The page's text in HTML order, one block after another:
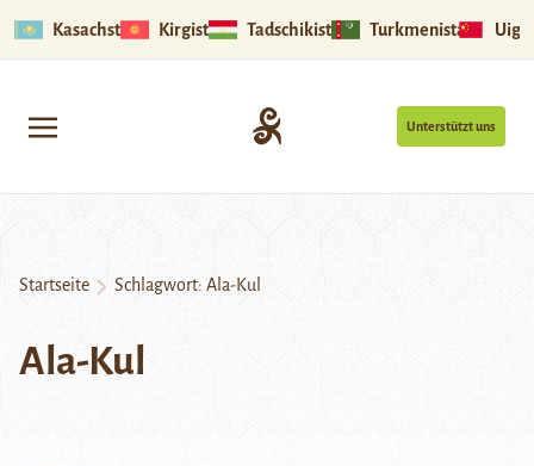
Kasachstan Kirgistan Tadschikistan Turkmenistan
Unterstützt uns
Startseite Schlagwort: Ala-Kul
Ala-Kul